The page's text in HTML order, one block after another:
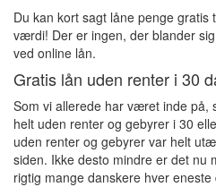
Du kan kort sagt låne penge gratis
værdi! Der er ingen, der blander
ved online lån.
Gratis lån uden renter i 30
Som vi allerede har været inde på,
helt uden renter og gebyrer i 30
uden renter og gebyrer var helt
siden. Ikke desto mindre er det nu
rigtig mange danskere hver eneste